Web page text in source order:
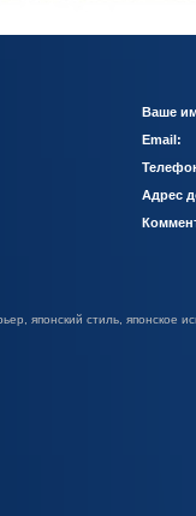
Ваше
Email:
Адрес
японский стиль, японское